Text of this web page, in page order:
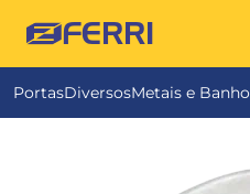
FERRI
PortasDiversosMetais e Banho